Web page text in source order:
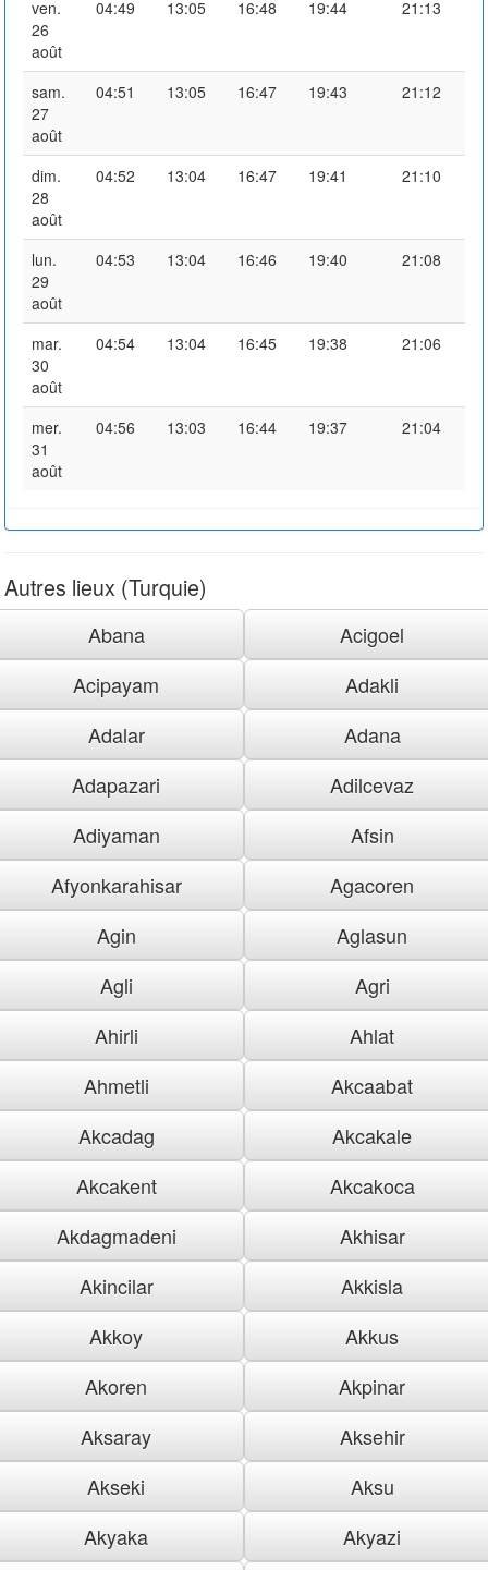
ven.
26
août
04:49 13:05 16:48 19:44 21:13
sam.
27
août
04:51 13:05 16:47 19:43 21:12
dim.
28
août
04:52 13:04 16:47 19:41 21:10
lun.
29
août
04:53 13:04 16:46 19:40 21:08
mar.
30
août
04:54 13:04 16:45 19:38 21:06
mer.
31
août
04:56 13:03 16:44 19:37 21:04
Autres lieux (Turquie)
Abana
Acigoel
Acipayam
Adakli
Adalar
Adana
Adapazari
Adilcevaz
Adiyaman
Afsin
Afyonkarahisar
Agacoren
Agin
Aglasun
Agli
Agri
Ahirli
Ahlat
Ahmetli
Akcaabat
Akcadag
Akcakale
Akcakent
Akcakoca
Akdagmadeni
Akhisar
Akincilar
Akkisla
Akkoy
Akkus
Akoren
Akpinar
Aksaray
Aksehir
Akseki
Aksu
Akyaka
Akyazi